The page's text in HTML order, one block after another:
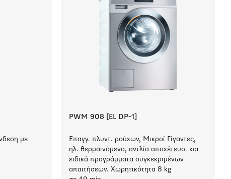
με
PWM 908 [EL DP-1]
Επαγγ. πλυντ. ρούχων, Μικροί Γίγαντες,
ηλ. θερμαινόμενο, αντλία αποχέτευσ. και
ειδικά προγράμματα συγκεκριμένων
απαιτήσεων. Χωρητικότητα 8 kg